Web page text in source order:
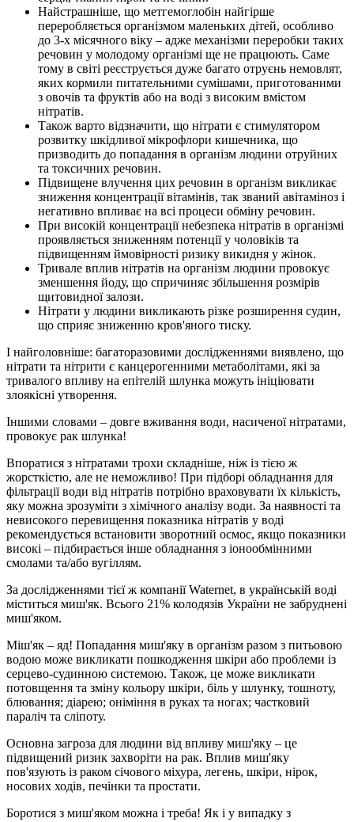
Найстрашніше, що метгемоглобін найгірше
переробляється організмом маленьких дітей, особливо
до 3-х місячного віку – адже механізми переробки таких
речовин у молодому організмі ще не працюють. Саме
тому в світі реєструється дуже багато отруєнь немовлят,
яких кормили питательними сумішами, приготованими
з овочів та фруктів або на воді з високим вмістом
нітратів.
Також варто відзначити, що нітрати є стимулятором
розвитку шкідливої мікрофлори кишечника, що
призводить до попадання в організм людини отруйних
та токсичних речовин.
Підвищене влучення цих речовин в організм викликає
зниження концентрації вітамінів, так званий авітаміноз і
негативно впливає на всі процеси обміну речовин.
При високій концентрації небезпека нітратів в організмі
проявляється зниженням потенції у чоловіків та
підвищенням ймовірності ризику викидня у жінок.
Тривале вплив нітратів на організм людини провокує
зменшення йоду, що спричиняє збільшення розмірів
щитовидної залози.
Нітрати у людини викликають різке розширення судин,
що сприяє зниженню кров'яного тиску.
І найголовніше: багаторазовими дослідженнями виявлено, що
нітрати та нітрити є канцерогенними метаболітами, які за
тривалого впливу на епітелій шлунка можуть ініціювати
злоякісні утворення.
Іншими словами – довге вживання води, насиченої нітратами,
провокує рак шлунка!
Впоратися з нітратами трохи складніше, ніж із тією ж
жорсткістю, але не неможливо! При підборі обладнання для
фільтрації води від нітратів потрібно враховувати їх кількість,
яку можна зрозуміти з хімічного аналізу води. За наявності та
невисокого перевищення показника нітратів у воді
рекомендується встановити зворотний осмос, якщо показники
високі – підбирається інше обладнання з іонообмінними
смолами та/або вугіллям.
За дослідженнями тієї ж компанії Waternet, в українській воді
міститься миш'як. Всього 21% колодязів України не забруднені
миш'яком.
Міш'як – яд! Попадання миш'яку в організм разом з питьовою
водою може викликати пошкодження шкіри або проблеми із
серцево-судинною системою. Також, це може викликати
потовщення та зміну кольору шкіри, біль у шлунку, тошноту,
блювання; діарею; оніміння в руках та ногах; частковий
параліч та сліпоту.
Основна загроза для людини від впливу миш'яку – це
підвищений ризик захворіти на рак. Вплив миш'яку
пов'язують із раком січового міхура, легень, шкіри, нірок,
носових ходів, печінки та простати.
Боротися з миш'яком можна і треба! Як і у випадку з